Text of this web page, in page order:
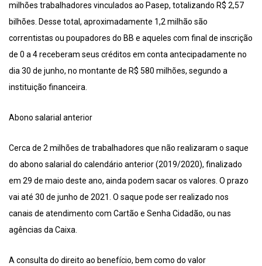
milhões trabalhadores vinculados ao Pasep, totalizando R$ 2,57
bilhões. Desse total, aproximadamente 1,2 milhão são
correntistas ou poupadores do BB e aqueles com final de inscrição
de 0 a 4 receberam seus créditos em conta antecipadamente no
dia 30 de junho, no montante de R$ 580 milhões, segundo a
instituição financeira.
Abono salarial anterior
Cerca de 2 milhões de trabalhadores que não realizaram o saque
do abono salarial do calendário anterior (2019/2020), finalizado
em 29 de maio deste ano, ainda podem sacar os valores. O prazo
vai até 30 de junho de 2021. O saque pode ser realizado nos
canais de atendimento com Cartão e Senha Cidadão, ou nas
agências da Caixa.
A consulta do direito ao benefício, bem como do valor